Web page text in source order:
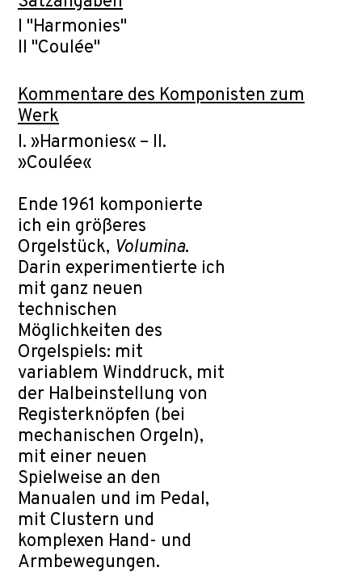
I "Harmonies"
II "Coulée"
Kommentare des Komponisten zum
Werk
I. »Harmonies« – II.
»Coulée«
Ende 1961 komponierte
ich ein größeres
Orgelstück, Volumina.
Darin experimentierte ich
mit ganz neuen
technischen
Möglichkeiten des
Orgelspiels: mit
variablem Winddruck, mit
der Halbeinstellung von
Registerknöpfen (bei
mechanischen Orgeln),
mit einer neuen
Spielweise an den
Manualen und im Pedal,
mit Clustern und
komplexen Hand- und
Armbewegungen.